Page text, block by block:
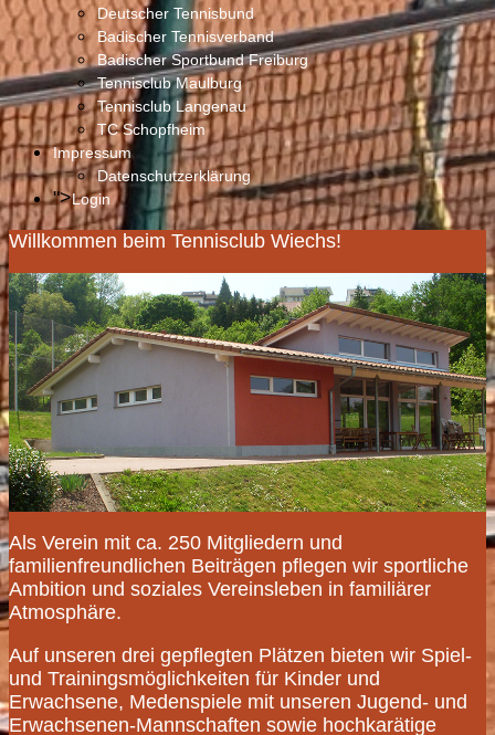
Deutscher Tennisbund
Badischer Tennisverband
Badischer Sportbund Freiburg
Tennisclub Maulburg
Tennisclub Langenau
TC Schopfheim
Impressum
Datenschutzerklärung
">Login
Willkommen beim Tennisclub Wiechs!
Als Verein mit ca. 250 Mitgliedern und
familienfreundlichen Beiträgen pflegen wir sportliche
Ambition und soziales Vereinsleben in familiärer
Atmosphäre.
Auf unseren drei gepflegten Plätzen bieten wir Spiel-
und Trainingsmöglichkeiten für Kinder und
Erwachsene, Medenspiele mit unseren Jugend- und
Erwachsenen-Mannschaften sowie hochkarätige